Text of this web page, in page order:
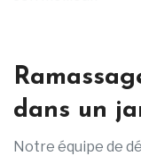
dans un
Notre équipe de